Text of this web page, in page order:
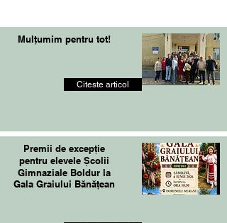
Mulțumim pentru tot!
Citeste articol
Premii de excepție
pentru elevele Școlii
Gimnaziale Boldur la
Gala Graiului Bănățean